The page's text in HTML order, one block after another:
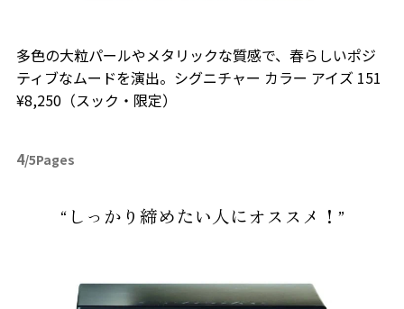
多色の大粒パールやメタリックな質感で、春らしいポジ
ティブなムードを演出。シグニチャー カラー アイズ 151
¥8,250（スック・限定）
4/5Pages
“しっかり締めたい人にオススメ！”